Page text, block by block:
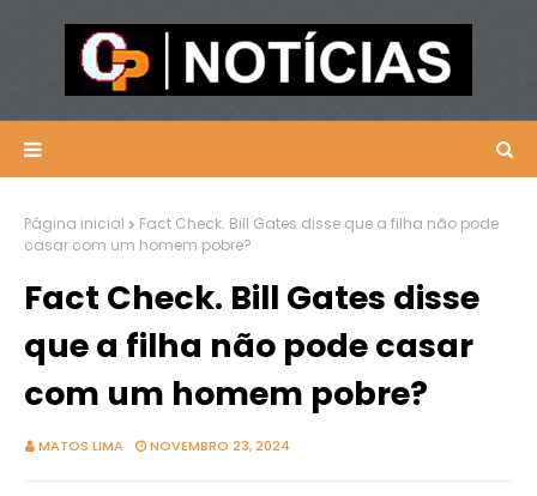
Página inicial
Fact Check. Bill Gates disse que a filha não pode
casar com um homem pobre?
Fact Check. Bill Gates disse
que a filha não pode casar
com um homem pobre?
MATOS LIMA NOVEMBRO 23, 2024